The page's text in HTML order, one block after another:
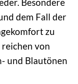
dem Fall der
zu
von
und Blautönen